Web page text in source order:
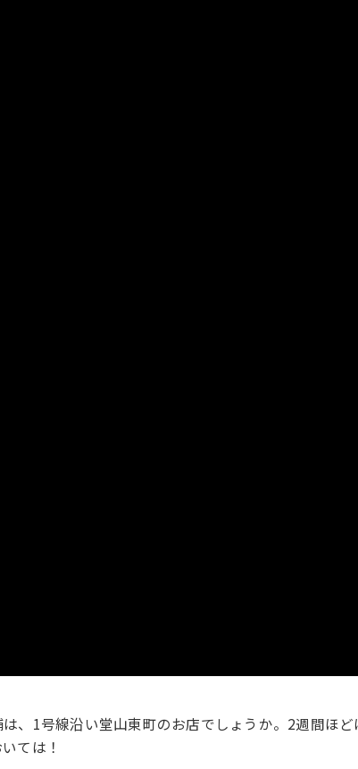
、1号線沿い堂山東町のお店でしょうか。2週間ほ
ては！